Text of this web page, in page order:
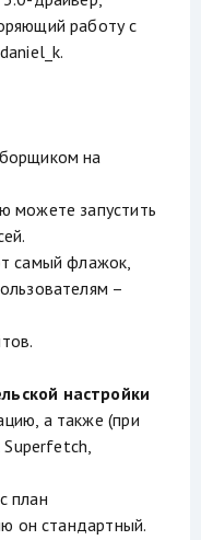
работу с
на
можете запустить
самый флажок,
–
настройки
а также (при
Superfetch,
план
он стандартный.